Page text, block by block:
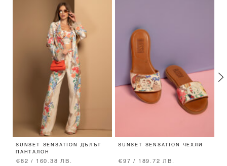
SUNSET SENSATION ДЪЛЪГ
ПАНТАЛОН
€82 / 160.38 ЛВ.
SUNSET SENSATION ЧЕХЛИ
€97 / 189.72 ЛВ.